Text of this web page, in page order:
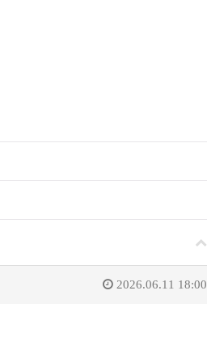
2026.06.11 18:00